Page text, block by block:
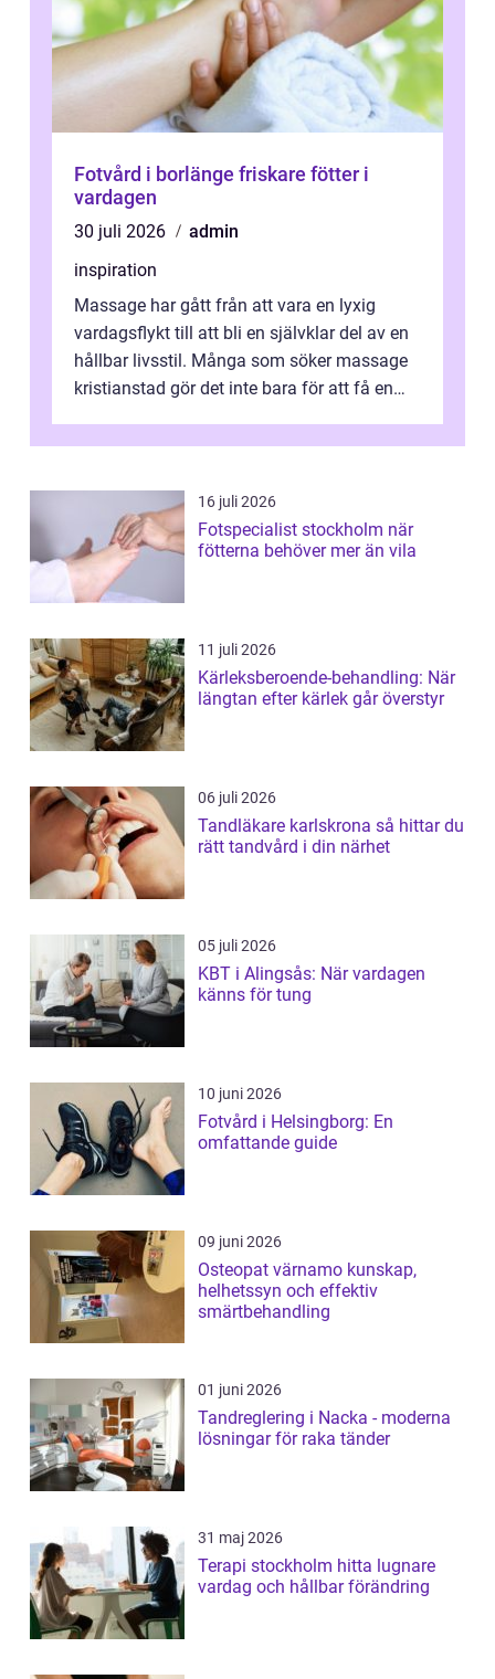
Fotvård i borlänge friskare fötter i
vardagen
30 juli 2026
admin
inspiration
Massage har gått från att vara en lyxig
vardagsflykt till att bli en självklar del av en
hållbar livsstil. Många som söker massage
kristianstad gör det inte bara för att få en
16 juli 2026
Fotspecialist stockholm när
fötterna behöver mer än vila
11 juli 2026
Kärleksberoende-behandling: När
längtan efter kärlek går överstyr
06 juli 2026
Tandläkare karlskrona så hittar du
rätt tandvård i din närhet
05 juli 2026
KBT i Alingsås: När vardagen
känns för tung
10 juni 2026
Fotvård i Helsingborg: En
omfattande guide
09 juni 2026
Osteopat värnamo kunskap,
helhetssyn och effektiv
smärtbehandling
01 juni 2026
Tandreglering i Nacka - moderna
lösningar för raka tänder
31 maj 2026
Terapi stockholm hitta lugnare
vardag och hållbar förändring